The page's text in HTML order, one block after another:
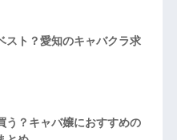
スト？愛知のキャバクラ求
う？キャバ嬢におすすめの